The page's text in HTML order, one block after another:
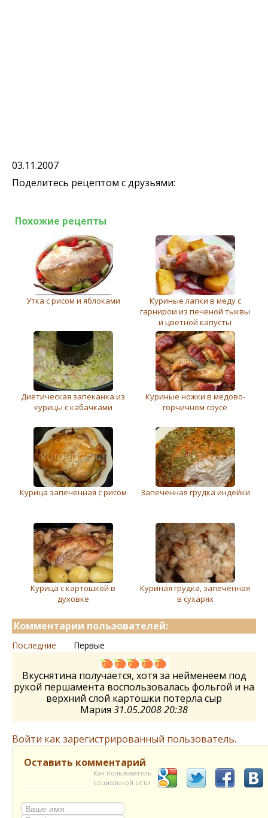
03.11.2007
Поделитесь рецептом с друзьями:
Похожие рецепты
Утка с рисом и яблоками
Куриные лапки в меду с
гарниром из печеной тыквы
и цветной капусты
Диетическая запеканка из
курицы с кабачками
Куриные ножки в медово-
горчичном соусе
Курица запеченная с рисом Запеченная грудка индейки
Курица с картошкой в
духовке
Куриная грудка, запеченная
в сухарях
Комментарии пользователей:
Последние Первые
Вкуснятина получается, хотя за нейменеем под
рукой першамента воспользовалась фольгой и на
верхний слой картошки потерла сыр
Мария 31.05.2008 20:38
Войти как зарегистрированный пользователь.
Оставить комментарий
Как пользователь
социальной сети